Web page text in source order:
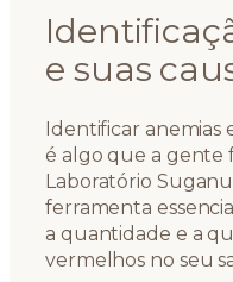
e suas
Identificar anemias
é algo que a gente
Laboratório
ferramenta
a quantidade e a
vermelhos no seu